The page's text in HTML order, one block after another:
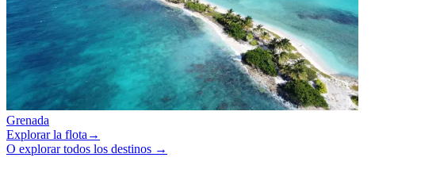
Grenada
Explorar la flota →
O explorar todos los destinos →